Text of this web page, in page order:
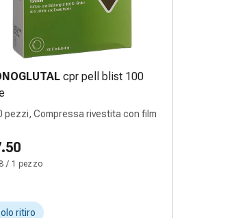
cpr pell blist 100
pezzi, Compressa rivestita con film
/ 1 pezzo
ritiro